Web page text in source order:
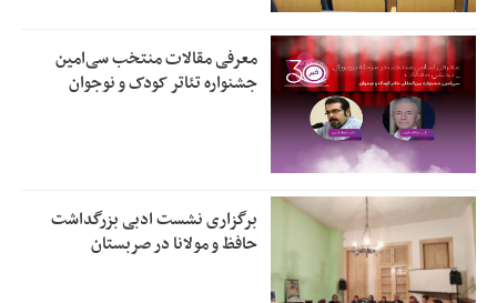
معرفی مقالات منتخب سی‌امین
جشنواره تئاتر کودک و نوجوان
برگزاری نشست ادبی بزرگداشت
حافظ و مولانا در صربستان